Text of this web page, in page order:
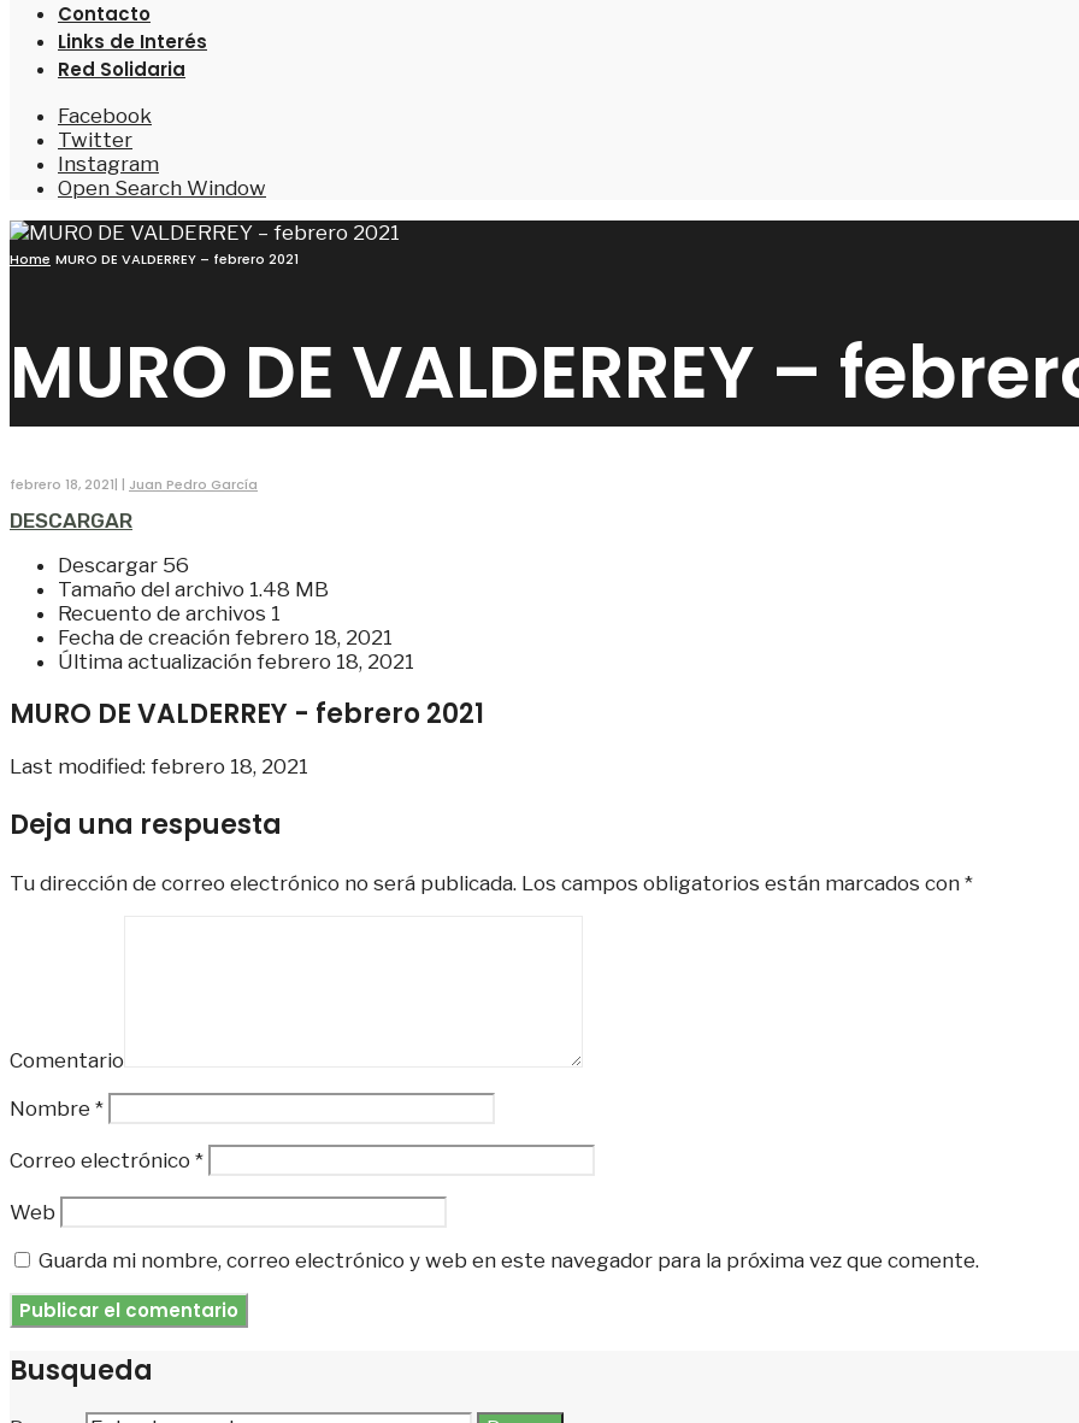
Contacto
Links de Interés
Red Solidaria
Facebook
Twitter
Instagram
Open Search Window
Home MURO DE VALDERREY – febrero 2021
MURO DE VALDERREY –
febrero 18, 2021| | Juan Pedro García
DESCARGAR
Descargar 56
Tamaño del archivo 1.48 MB
Recuento de archivos 1
Fecha de creación febrero 18, 2021
Última actualización febrero 18, 2021
MURO DE VALDERREY - febrero 2021
Last modified: febrero 18, 2021
Deja una respuesta
Tu dirección de correo electrónico no será publicada. Los campos obligatorios están marcados con *
Comentario
Nombre *
Correo electrónico *
Web
Guarda mi nombre, correo electrónico y web en este navegador para la próxima vez que comente.
Busqueda